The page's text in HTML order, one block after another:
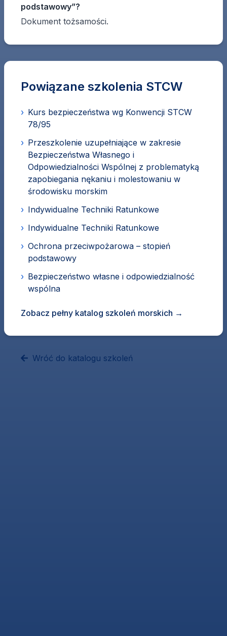
podstawowy”?
Dokument tożsamości.
Powiązane szkolenia STCW
› Kurs bezpieczeństwa wg Konwencji STCW
78/95
› Przeszkolenie uzupełniające w zakresie
Bezpieczeństwa Własnego i
Odpowiedzialności Wspólnej z problematyką
zapobiegania nękaniu i molestowaniu w
środowisku morskim
› Indywidualne Techniki Ratunkowe
› Indywidualne Techniki Ratunkowe
› Ochrona przeciwpożarowa – stopień
podstawowy
› Bezpieczeństwo własne i odpowiedzialność
wspólna
Zobacz pełny katalog szkoleń morskich →
Wróć do katalogu szkoleń